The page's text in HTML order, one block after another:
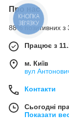
Про нас
88% позитивних з
Працює з
м. Київ
вул
Контакти
Сьогодні
Показати